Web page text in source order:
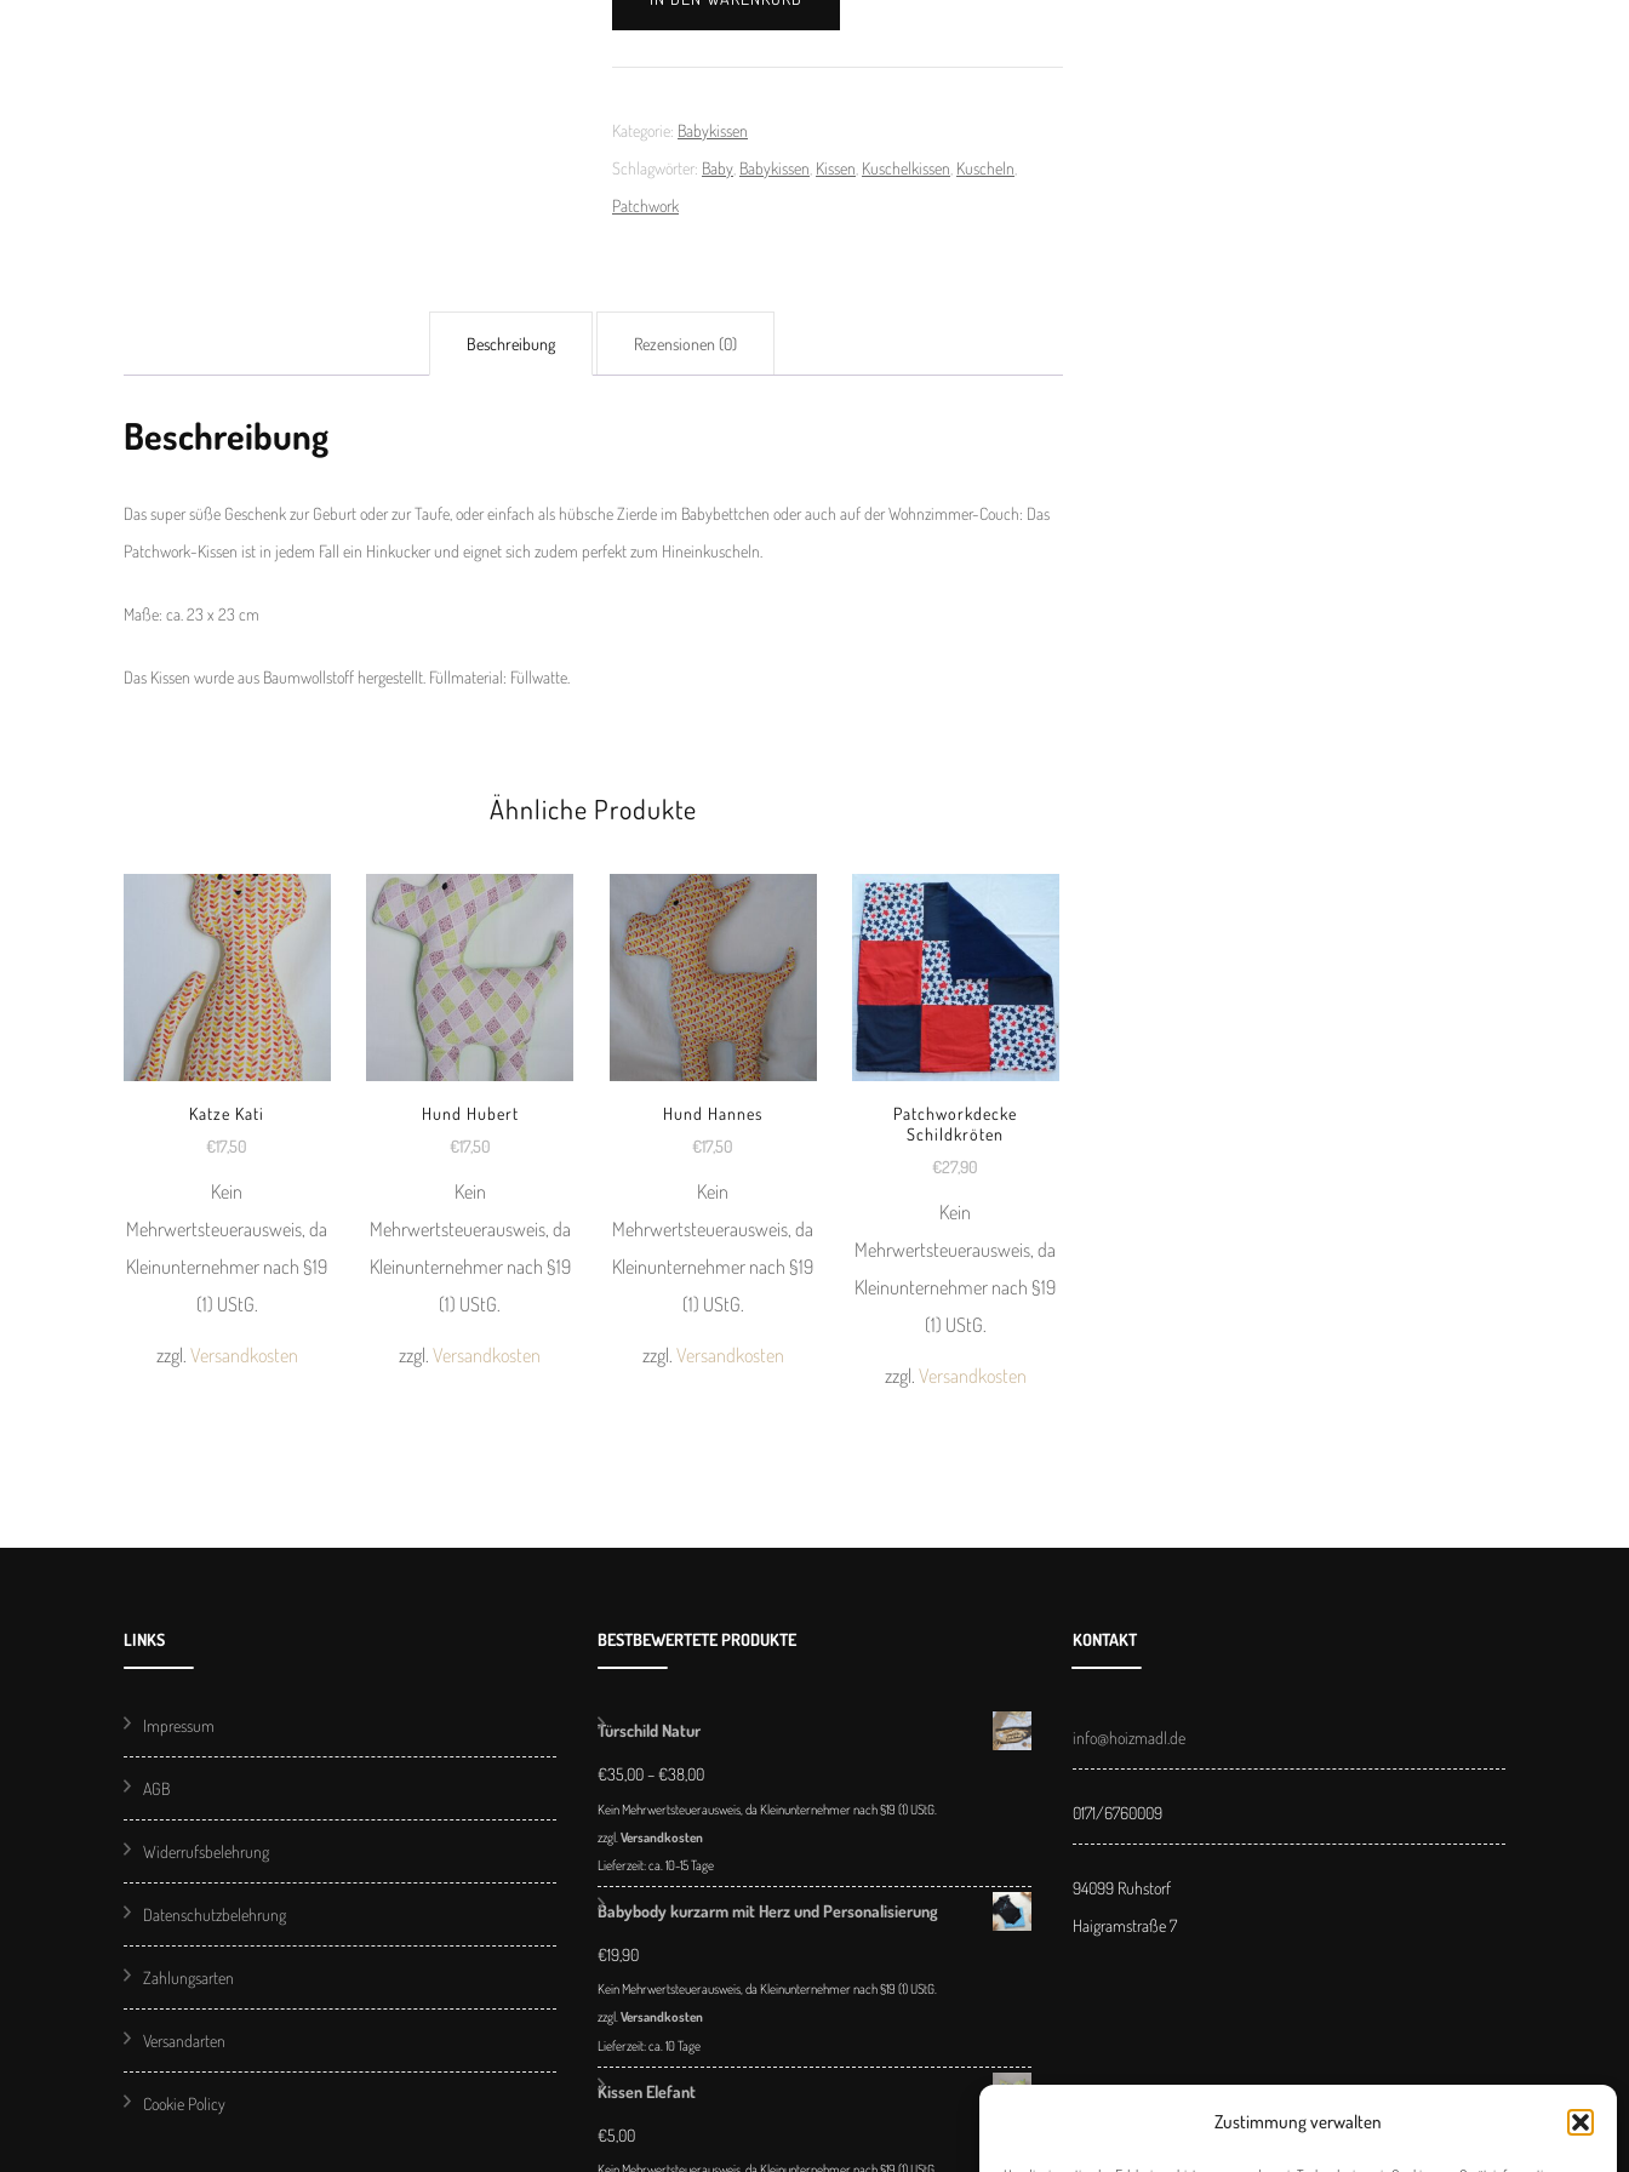
Zustimmung verwalten
Kissen
Kategorie: Babykissen
Schlagwörter: Baby Babykissen Kissen Kuschelkissen Kuscheln
Patchwork
Beschreibung Rezensionen (0)
Beschreibung
Das super süße Geschenk zur Geburt oder zur Taufe, oder einfach als hübsche Zierde im Babybettchen oder auch auf der Wohnzimmer-Couch: Das
Patchwork-Kissen ist in jedem Fall ein Hinkucker und eignet sich zudem perfekt zum Hineinkuscheln.
Maße: ca. 23 x 23 cm
Das Kissen wurde aus Baumwollstoff hergestellt. Füllmaterial: Füllwatte.
Ähnliche Produkte
Katze Kati
€17,50
Kein
Mehrwertsteuerausweis, da
Kleinunternehmer nach §19
(1) UStG.
zzgl.Versandkosten
Hund Hubert
€17,50
Kein
Mehrwertsteuerausweis, da
Kleinunternehmer nach §19
(1) UStG.
zzgl.Versandkosten
Hund Hannes
€17,50
Kein
Mehrwertsteuerausweis, da
Kleinunternehmer nach §19
(1) UStG.
zzgl.Versandkosten
Patchworkdecke
Schildkröten
€27,90
Kein
Mehrwertsteuerausweis, da
Kleinunternehmer nach §19
(1) UStG.
zzgl.Versandkosten
LINKS
Impressum
AGB
Widerrufsbelehrung
Datenschutzbelehrung
Zahlungsarten
Versandarten
Cookie Policy
BESTBEWERTETE PRODUKTE
Türschild Natur
€35,00–€38,00
Kein Mehrwertsteuerausweis, da Kleinunternehmer nach §19 (1) UStG.
zzgl.Versandkosten
Lieferzeit:ca. 10-15 Tage
Babybody kurzarm mit Herz und Personalisierung
€19,90
Kein Mehrwertsteuerausweis, da Kleinunternehmer nach §19 (1) UStG.
zzgl.Versandkosten
Lieferzeit:ca. 10 Tage
Kissen Elefant
€5,00
KONTAKT
info@hoizmadl.de
0171/6760009
94099 Ruhstorf
Haigramstraße 7